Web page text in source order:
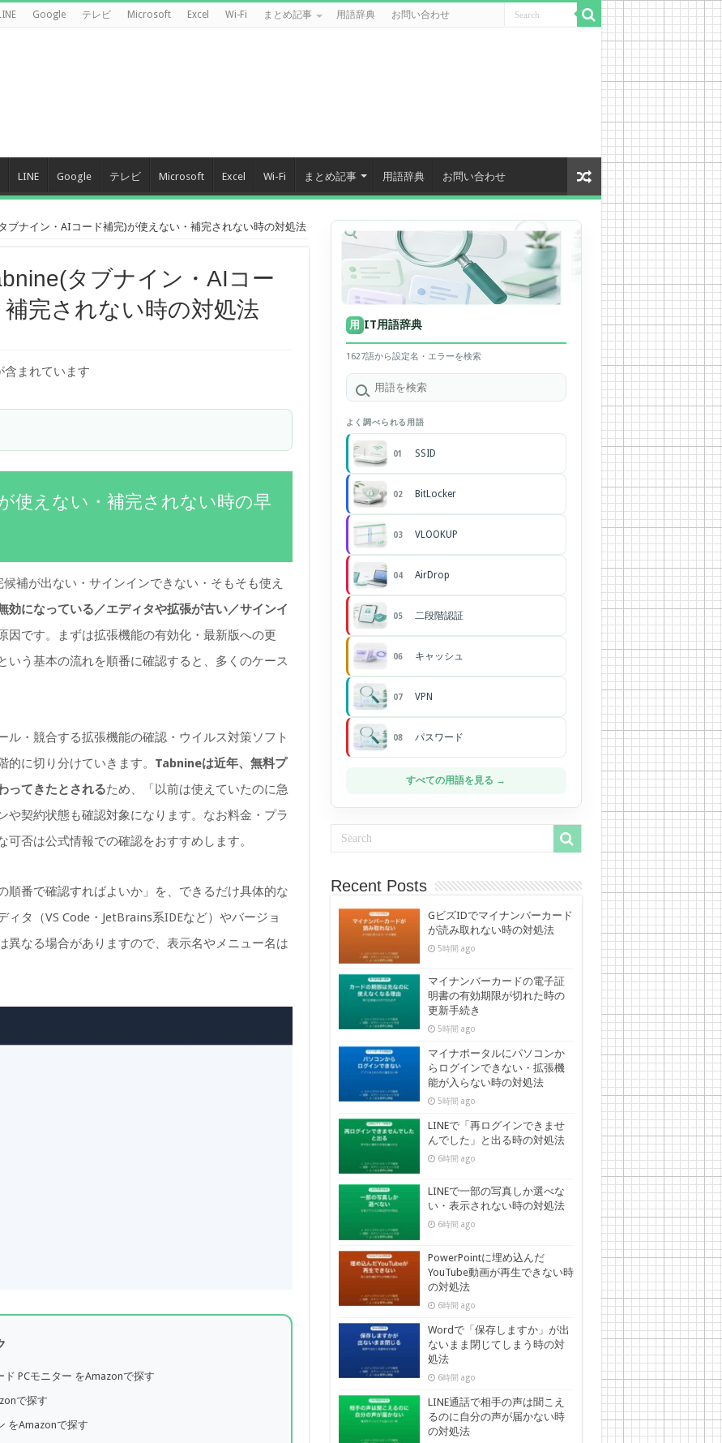
Google テレビ Microsoft Excel Wi-Fi まとめ記事 用語辞典 お問い合わせ
LINE Google テレビ Microsoft Excel Wi-Fi まとめ記事 用語辞典 お問い合わせ
ブナイン・AIコード補完)が使えない・補完されない時の対処法
タブナイン・AIコー
完されない時の対処法
まれています
使えない・補完されない時の早
補が出ない・サインインできない・そもそも使え
効になっている／エディタや拡張が古い／サインイ
因です。まずは拡張機能の有効化・最新版への更
いう基本の流れを順番に確認すると、多くのケース
ル・競合する拡張機能の確認・ウイルス対策ソフト
に切り分けていきます。 Tabnineは近年、無料プ
ってきたとされるため、「以前は使えていたのに急
や契約状態も確認対象になります。なお料金・プラ
否は公式情報での確認をおすすめします。
順番で確認すればよいか」を、できるだけ具体的な
タ（VS Code・JetBrains系IDEなど）やバージョ
異なる場合がありますので、表示名やメニュー名は
PCモニター をAmazonで探す
で探す
をAmazonで探す
用 IT用語辞典
1627語から設定名・エラーを検索
よく調べられる用語
01 SSID
02 BitLocker
03 VLOOKUP
04 AirDrop
05 二段階認証
06 キャッシュ
07 VPN
08 パスワード
すべての用語を見る →
Recent Posts
GビズIDでマイナンバーカード
が読み取れない時の対処法
5時間 ago
マイナンバーカードの電子証
明書の有効期限が切れた時の
更新手続き
5時間 ago
マイナポータルにパソコンか
らログインできない・拡張機
能が入らない時の対処法
5時間 ago
LINEで「再ログインできませ
んでした」と出る時の対処法
6時間 ago
LINEで一部の写真しか選べな
い・表示されない時の対処法
6時間 ago
PowerPointに埋め込んだ
YouTube動画が再生できない時
の対処法
6時間 ago
Wordで「保存しますか」が出
ないまま閉じてしまう時の対
処法
6時間 ago
LINE通話で相手の声は聞こえ
るのに自分の声が届かない時
の対処法